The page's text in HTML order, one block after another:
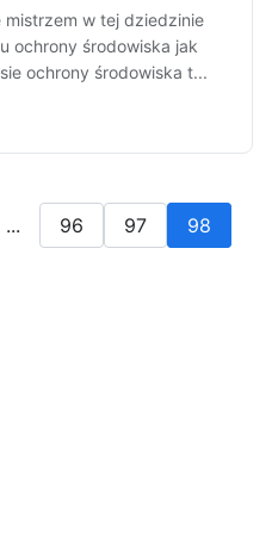
w tej dziedzinie
ochrony środowiska jak
ochrony środowiska t...
... 96 97 98